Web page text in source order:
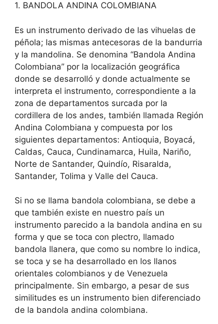
1. BANDOLA ANDINA COLOMBIANA
Es un instrumento derivado de las vihuelas de
péñola; las mismas antecesoras de la bandurria
y la mandolina. Se denomina “Bandola Andina
Colombiana” por la localización geográfica
donde se desarrolló y donde actualmente se
interpreta el instrumento, correspondiente a la
zona de departamentos surcada por la
cordillera de los andes, también llamada Región
Andina Colombiana y compuesta por los
siguientes departamentos: Antioquia, Boyacá,
Caldas, Cauca, Cundinamarca, Huila, Nariño,
Norte de Santander, Quindío, Risaralda,
Santander, Tolima y Valle del Cauca.
Si no se llama bandola colombiana, se debe a
que también existe en nuestro país un
instrumento parecido a la bandola andina en su
forma y que se toca con plectro, llamado
bandola llanera, que como su nombre lo indica,
se toca y se ha desarrollado en los llanos
orientales colombianos y de Venezuela
principalmente. Sin embargo, a pesar de sus
similitudes es un instrumento bien diferenciado
de la bandola andina colombiana.